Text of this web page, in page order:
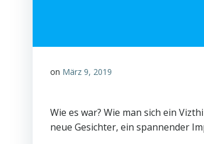
on März 9, 2019
Wie es war? Wie man sich ein
neue Gesichter, ein spannender